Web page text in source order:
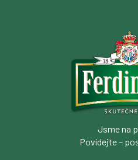
Jsme na
Povídejte –